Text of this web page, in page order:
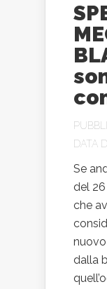
DATA
Se
del
che
dalla